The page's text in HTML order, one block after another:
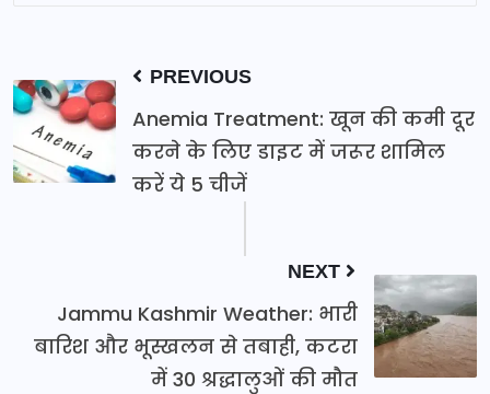
PREVIOUS
Anemia Treatment: खून की कमी दूर
करने के लिए डाइट में जरूर शामिल
करें ये 5 चीजें
NEXT
Jammu Kashmir Weather: भारी
बारिश और भूस्खलन से तबाही, कटरा
में 30 श्रद्धालुओं की मौत